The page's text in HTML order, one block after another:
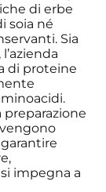
di erbe
soia né
Sia
di proteine
impegna a